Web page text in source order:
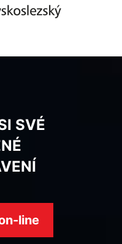
SVÉ
line